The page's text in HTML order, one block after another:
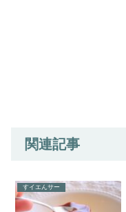
関連記事
すイエんサー